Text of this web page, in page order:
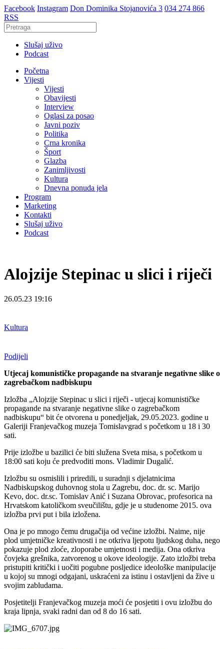
Facebook Instagram Don Dominika Stojanovića 3 034 274 866
RSS
Slušaj uživo
Podcast
Početna
Vijesti
Vijesti
Obavijesti
Interview
Oglasi za posao
Javni poziv
Politika
Crna kronika
Šport
Glazba
Zanimljivosti
Kultura
Dnevna ponuda jela
Program
Marketing
Kontakti
Slušaj uživo
Podcast
Alojzije Stepinac u slici i riječi
26.05.23 19:16
Kultura
Podijeli
Utjecaj komunističke propagande na stvaranje negativne slike o
zagrebačkom nadbiskupu
Izložba „Alojzije Stepinac u slici i riječi - utjecaj komunističke
propagande na stvaranje negativne slike o zagrebačkom
nadbiskupu“ bit će otvorena u ponedjeljak, 29.05.2023. godine u
Galeriji Franjevačkog muzeja Tomislavgrad s početkom u 18 i 30
sati.
Prije izložbe u bazilici će biti služena Sveta misa, s početkom u
18:00 sati koju će predvoditi mons. Vladimir Dugalić.
Izložbu su osmislili i priredili, u suradnji s djelatnicima
Nadbiskupskog duhovnog stola u Zagrebu, doc. dr. sc. Marijo
Kevo, doc. dr.sc. Tomislav Anić i Suzana Obrovac, profesorica na
Hrvatskom katoličkom sveučilištu, gdje je u studenome 2015. ova
izložba prvi put i bila izložena.
Ona je po mnogo čemu drugačija od većine izložbi. Naime, nije
plod umjetničke kreativnosti i ne otkriva ljepotu ljudskog duha, nego
pokazuje plod zloće, zloporabe umjetnosti i medija. Ona otkriva
čovjeka grešnika, zatvorenog u okove ideologije. Zato izložbi treba
pristupiti kritički i uočiti pogubne posljedice ideološke manipulacije
u kojoj su mnogi odgajani, uskraćeni za istinu i ostavljeni da žive u
svojim zabludama.
Posjetitelji Franjevačkog muzeja moći će posjetiti i ovu izložbu do
kraja lipnja, svaki radni dan od 8 do 16 sati.